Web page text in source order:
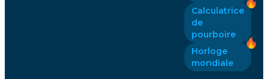
Calculatrice
de
pourboire
Horloge
mondiale